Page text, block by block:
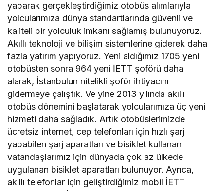
yaparak gerçekleştirdiğimiz otobüs alımlarıyla
yolcularımıza dünya standartlarında güvenli ve
kaliteli bir yolculuk imkanı sağlamış bulunuyoruz.
Akıllı teknoloji ve bilişim sistemlerine giderek daha
fazla yatırım yapıyoruz. Yeni aldığımız 1705 yeni
otobüsten sonra 964 yeni İETT şoförü daha
alarak, İstanbulun nitelikli şoför ihtiyacını
gidermeye çalıştık. Ve yine 2013 yılında akıllı
otobüs dönemini başlatarak yolcularımıza üç yeni
hizmeti daha sağladık. Artık otobüslerimizde
ücretsiz internet, cep telefonları için hızlı şarj
yapabilen şarj aparatları ve bisiklet kullanan
vatandaşlarımız için dünyada çok az ülkede
uygulanan bisiklet aparatları bulunuyor. Ayrıca,
akıllı telefonlar için geliştirdiğimiz mobil İETT